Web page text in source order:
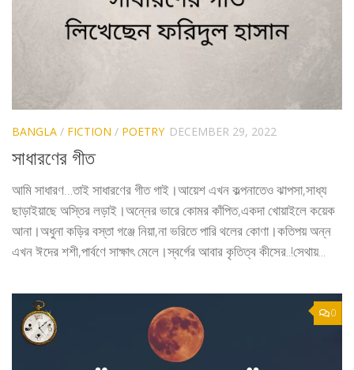
BANGLA / FICTION / POETRY DECEMBER 29, 2022
সাধারণের গীত
আমি সাধারণ…তাই সাধারণের গীত গাই।আয়েশ এখন কল্পনাতেও ঝাপসা,সাধ্য
ছাড়াইয়াছে অস্তির লড়াই।অন্নের ভারে কোমর কাঁপিত,একদা খোয়াইলে কয়েক
আনা।অধুনা কড়ির বস্তা গঞ্জে নিয়া,না ভরিতে পারি থলের কোণা।কতিপয় অন্ন
এখন ঈদের শশী,পার্বণে সাক্ষাৎ মেলে।স্বর্গের আবার কৃতিত্ব কীসের..!সেথায়...
0